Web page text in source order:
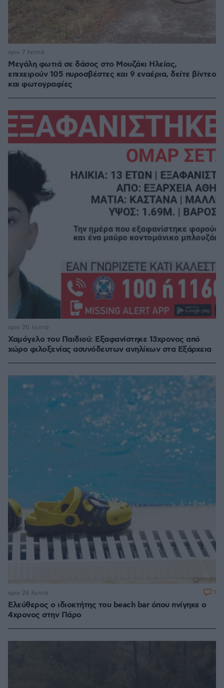
Μεγάλη φωτιά σε δάσος στο Μουζάκι Ηλείας,
επιχειρούν 105 πυροσβέστες και 9 εναέρια, δείτε βίντεο
και φωτογραφίες
πριν 7 λεπτά
Χαμόγελο του Παιδιού: Εξαφανίστηκε 13χρονος από
χώρο φιλοξενίας ασυνόδευτων ανηλίκων στα Εξάρχεια
πριν 20 λεπτά
Ελεύθερος ο ιδιοκτήτης του beach bar όπου πνίγηκε ο
4χρονος στην Πάρο
πριν 26 λεπτά 1